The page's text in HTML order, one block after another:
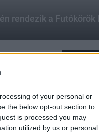
of your personal or
the below opt-out section to
is processed you may
utilized by us or personal
rendezik a Futókörök
senki a
E-mail cím